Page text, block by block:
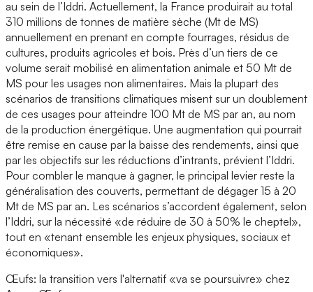
au sein de l’Iddri. Actuellement, la France produirait au total
310 millions de tonnes de matière sèche (Mt de MS)
annuellement en prenant en compte fourrages, résidus de
cultures, produits agricoles et bois. Près d’un tiers de ce
volume serait mobilisé en alimentation animale et 50 Mt de
MS pour les usages non alimentaires. Mais la plupart des
scénarios de transitions climatiques misent sur un doublement
de ces usages pour atteindre 100 Mt de MS par an, au nom
de la production énergétique. Une augmentation qui pourrait
être remise en cause par la baisse des rendements, ainsi que
par les objectifs sur les réductions d’intrants, prévient l’Iddri.
Pour combler le manque à gagner, le principal levier reste la
généralisation des couverts, permettant de dégager 15 à 20
Mt de MS par an. Les scénarios s’accordent également, selon
l’Iddri, sur la nécessité «de réduire de 30 à 50% le cheptel»,
tout en «tenant ensemble les enjeux physiques, sociaux et
économiques».
Œufs: la transition vers l'alternatif «va se poursuivre» chez